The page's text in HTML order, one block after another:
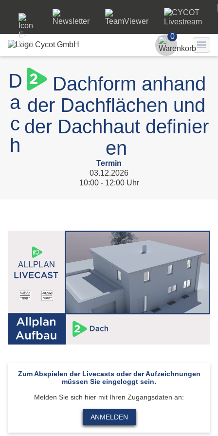
Passwort
0
D
a
c
h
Dachform anhand
der Dachflächen und
der Dachhaut definier
en
Termin
03.12.2026
10:00 - 12:00 Uhr
Zum Abspielen der Livecasts oder der Aufzeichnungen
müssen Sie eingeloggt sein.
Melden Sie sich hier mit Ihren Zugangsdaten an:
ANMELDEN